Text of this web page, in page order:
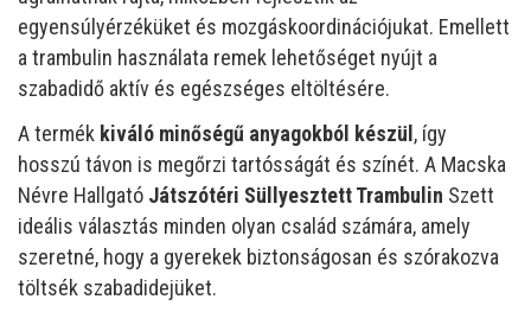
egyensúlyérzéküket és mozgáskoordinációjukat. Emellett
a trambulin használata remek lehetőséget nyújt a
szabadidő aktív és egészséges eltöltésére.
A termék kiváló minőségű anyagokból készül , így
hosszú távon is megőrzi tartósságát és színét. A Macska
Névre Hallgató Játszótéri Süllyesztett Trambulin Szett
ideális választás minden olyan család számára, amely
szeretné, hogy a gyerekek biztonságosan és szórakozva
töltsék szabadidejüket.